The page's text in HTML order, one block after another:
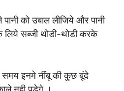
को उबाल लीजिये और पानी
लिये सब्जी थोडी-थोडी करके
समय इनमे नींबू की कुछ बूंदे